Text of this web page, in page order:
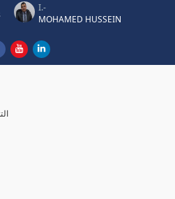
I.-
MOHAMED HUSSEIN